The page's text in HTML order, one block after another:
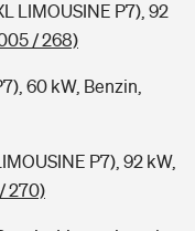
LIMOUSINE P7), 92
/ 268)
60 kW, Benzin,
P7), 92 kW,
270)